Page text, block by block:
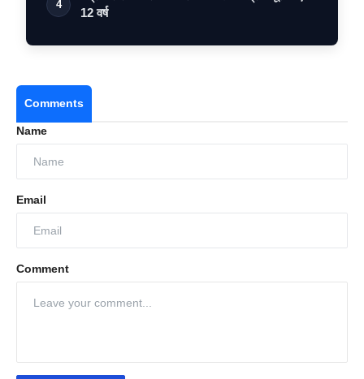
4
12 वर्ष
Comments
Name
Email
Comment